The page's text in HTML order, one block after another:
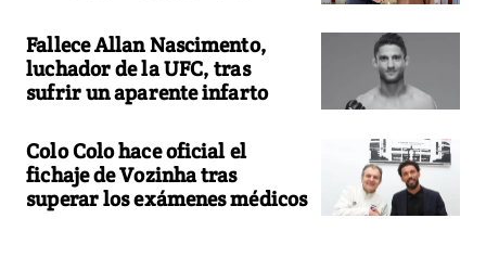
Fallece Allan Nascimento,
luchador de la UFC, tras
sufrir un aparente infarto
Colo Colo hace oficial el
fichaje de Vozinha tras
superar los exámenes médicos